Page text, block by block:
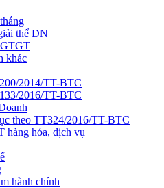
thể DN
khác
2014/TT-BTC
2016/TT-BTC
theo TT324/2016/TT-BTC
hàng hóa, dịch vụ
hành chính